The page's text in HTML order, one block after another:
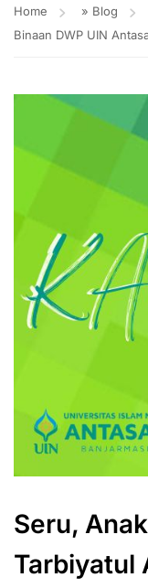
Home » Blog
Binaan DWP UIN
Seru,
Tarbiyatul